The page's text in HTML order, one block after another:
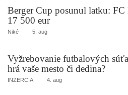
Berger Cup posunul latku: FC
17 500 eur
Niké 5. aug
Vyžrebovanie futbalových
hrá vaše mesto či dedina?
INZERCIA 4. aug